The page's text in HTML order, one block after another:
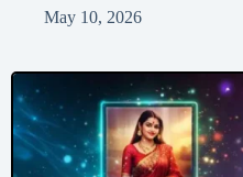
May 10, 2026